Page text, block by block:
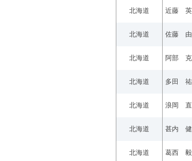
北海道 近藤 英
北海道 佐藤 由
北海道 阿部
北海道 多田 祐
北海道 浪岡 直
北海道 甚内 健
北海道 葛西 毅